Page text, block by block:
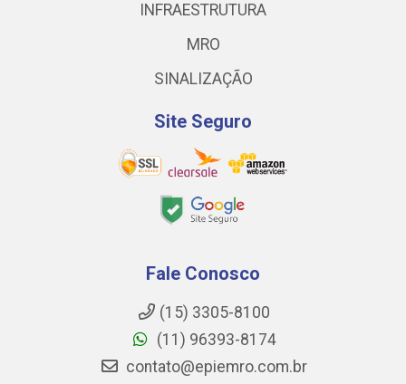
INFRAESTRUTURA
MRO
SINALIZAÇÃO
Site Seguro
Fale Conosco
(15) 3305-8100
(11) 96393-8174
contato@epiemro.com.br